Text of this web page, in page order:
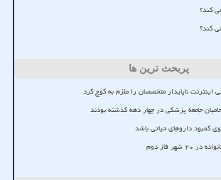
کند؟
کند؟
پربحث ترین ها
ناپایدار متخصصان را ملزم به کوچ کرد
جامعه پزشکی در چهار دهه گذشته بودند
کمبود داروهای حیاتی باشد
فاز دوم